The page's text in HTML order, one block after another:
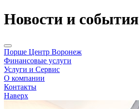
Новости и события
Порше Центр Воронеж
Финансовые услуги
Услуги и Сервис
О компании
Контакты
Наверх